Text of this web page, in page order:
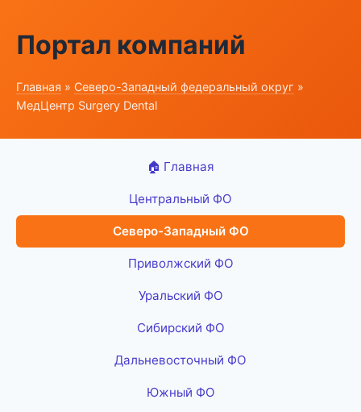
Портал компаний
Главная » Северо-Западный федеральный округ »
МедЦентр Surgery Dental
🏠 Главная
Центральный ФО
Северо-Западный ФО
Приволжский ФО
Уральский ФО
Сибирский ФО
Дальневосточный ФО
Южный ФО